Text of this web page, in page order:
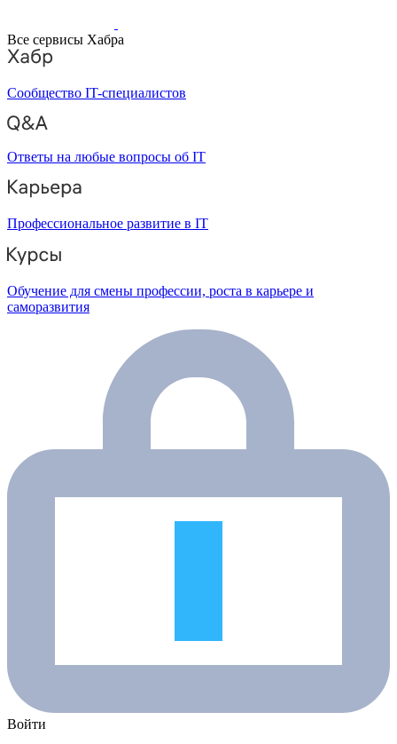
Все сервисы Хабра
Сообщество IT-специалистов
Ответы на любые вопросы об IT
Профессиональное развитие в IT
Обучение для смены профессии, роста в карьере и
саморазвития
Войти